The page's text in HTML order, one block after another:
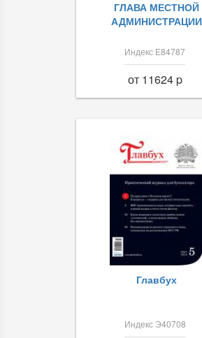
ГЛАВА МЕСТНОЙ
АДМИНИСТРАЦИИ
Индекс Е84787
от 11624 p
Главбух
Индекс Э40708